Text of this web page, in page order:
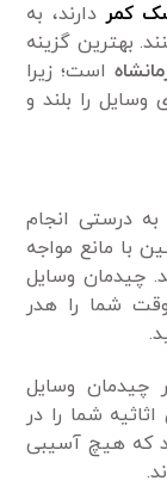
کمر دارند، به
بهترین گزینه
است؛ زیرا
وسایل را بلند و
درستی انجام
با مانع مواجه
چیدمان وسایل
شما را هدر
چیدمان وسایل
شما را در
که هیچ آسیبی